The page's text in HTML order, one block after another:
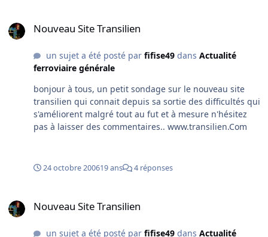
connaître les évènements en Ile de France
merci de votre retour www.transilien.com
www.transilien.com/web/site/citylien N'HESITEZ PAS A
LAISSER DES COMMENTAIRES !!!
Nouveau Site Transilien
un sujet a été posté par fifise49dans Actualité
ferroviaire générale
bonjour à tous, un petit sondage sur le nouveau site
transilien qui connait depuis sa sortie des difficultés qui
s'améliorent malgré tout au fut et à mesure n'hésitez
pas à laisser des commentaires.. www.transilien.Com
24 octobre 200619 ans 4 réponses
Nouveau Site Transilien
un sujet a été posté par fifise49dans Actualité